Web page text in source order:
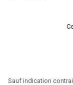
Sauf indication